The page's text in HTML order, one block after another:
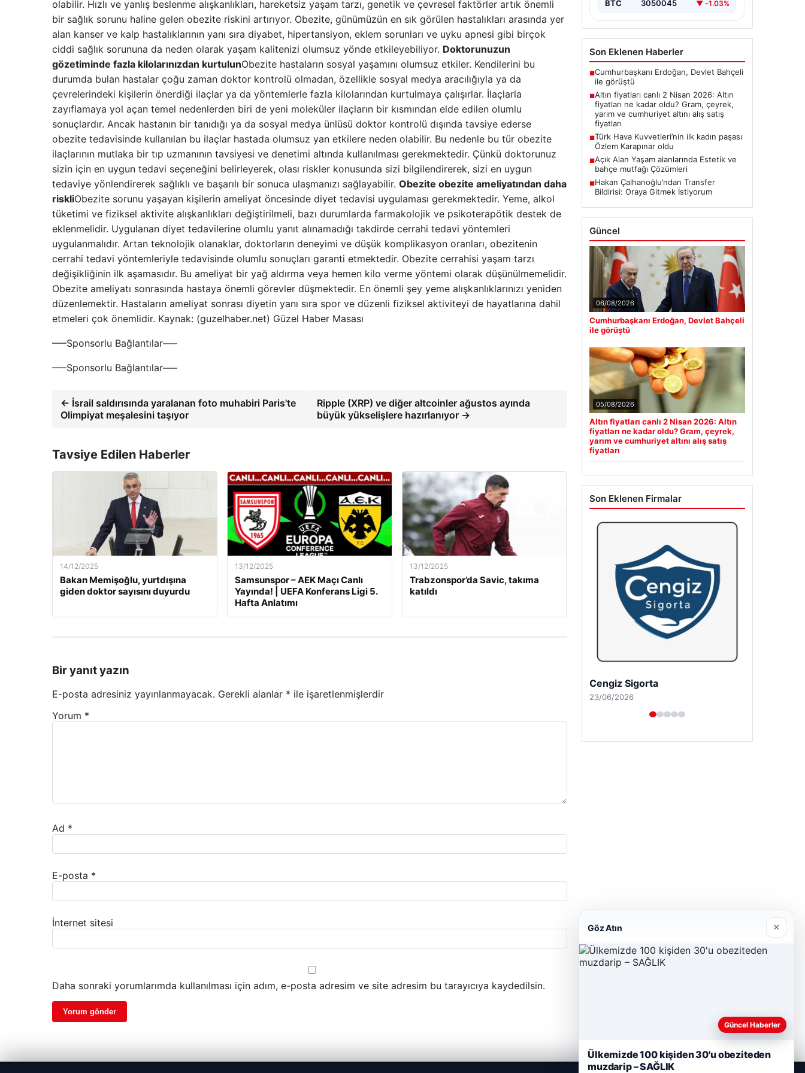
olabilir. Hızlı ve yanlış beslenme alışkanlıkları, hareketsiz yaşam tarzı, genetik ve çevresel faktörler artık önemli
bir sağlık sorunu haline gelen obezite riskini artırıyor. Obezite, günümüzün en sık görülen hastalıkları arasında yer
alan kanser ve kalp hastalıklarının yanı sıra diyabet, hipertansiyon, eklem sorunları ve uyku apnesi gibi birçok
ciddi sağlık sorununa da neden olarak yaşam kalitenizi olumsuz yönde etkileyebiliyor. Doktorunuzun
gözetiminde fazla kilolarınızdan kurtulunObezite hastaların sosyal yaşamını olumsuz etkiler. Kendilerini bu
durumda bulan hastalar çoğu zaman doktor kontrolü olmadan, özellikle sosyal medya aracılığıyla ya da
çevrelerindeki kişilerin önerdiği ilaçlar ya da yöntemlerle fazla kilolarından kurtulmaya çalışırlar. İlaçlarla
zayıflamaya yol açan temel nedenlerden biri de yeni moleküler ilaçların bir kısmından elde edilen olumlu
sonuçlardır. Ancak hastanın bir tanıdığı ya da sosyal medya ünlüsü doktor kontrolü dışında tavsiye ederse
obezite tedavisinde kullanılan bu ilaçlar hastada olumsuz yan etkilere neden olabilir. Bu nedenle bu tür obezite
ilaçlarının mutlaka bir tıp uzmanının tavsiyesi ve denetimi altında kullanılması gerekmektedir. Çünkü doktorunuz
sizin için en uygun tedavi seçeneğini belirleyerek, olası riskler konusunda sizi bilgilendirerek, sizi en uygun
tedaviye yönlendirerek sağlıklı ve başarılı bir sonuca ulaşmanızı sağlayabilir. Obezite obezite ameliyatından daha
riskliObezite sorunu yaşayan kişilerin ameliyat öncesinde diyet tedavisi uygulaması gerekmektedir. Yeme, alkol
tüketimi ve fiziksel aktivite alışkanlıkları değiştirilmeli, bazı durumlarda farmakolojik ve psikoterapötik destek de
eklenmelidir. Uygulanan diyet tedavilerine olumlu yanıt alınamadığı takdirde cerrahi tedavi yöntemleri
uygulanmalıdır. Artan teknolojik olanaklar, doktorların deneyimi ve düşük komplikasyon oranları, obezitenin
cerrahi tedavi yöntemleriyle tedavisinde olumlu sonuçları garanti etmektedir. Obezite cerrahisi yaşam tarzı
değişikliğinin ilk aşamasıdır. Bu ameliyat bir yağ aldırma veya hemen kilo verme yöntemi olarak düşünülmemelidir.
Obezite ameliyatı sonrasında hastaya önemli görevler düşmektedir. En önemli şey yeme alışkanlıklarınızı yeniden
düzenlemektir. Hastaların ameliyat sonrası diyetin yanı sıra spor ve düzenli fiziksel aktiviteyi de hayatlarına dahil
etmeleri çok önemlidir. Kaynak: (guzelhaber.net) Güzel Haber Masası
—–Sponsorlu Bağlantılar—–
—–Sponsorlu Bağlantılar—–
← İsrail saldırısında yaralanan foto muhabiri Paris'te
Olimpiyat meşalesini taşıyor
Ripple (XRP) ve diğer altcoinler ağustos ayında
büyük yükselişlere hazırlanıyor →
Tavsiye Edilen Haberler
14/12/2025
Bakan Memişoğlu, yurtdışına
giden doktor sayısını duyurdu
13/12/2025
Samsunspor – AEK Maçı Canlı
Yayında! | UEFA Konferans Ligi 5.
Hafta Anlatımı
13/12/2025
Trabzonspor’da Savic, takıma
katıldı
Bir yanıt yazın
E-posta adresiniz yayınlanmayacak. Gerekli alanlar * ile işaretlenmişlerdir
Yorum *
Ad *
E-posta *
İnternet sitesi
Daha sonraki yorumlarımda kullanılması için adım, e-posta adresim ve site adresim bu tarayıcıya kaydedilsin.
BTC 3050045 ▼ -1.03%
Son Eklenen Haberler
■Cumhurbaşkanı Erdoğan, Devlet Bahçeli
ile görüştü
■Altın fiyatları canlı 2 Nisan 2026: Altın
fiyatları ne kadar oldu? Gram, çeyrek,
yarım ve cumhuriyet altını alış satış
fiyatları
■Türk Hava Kuvvetleri’nin ilk kadın paşası
Özlem Karapınar oldu
■Açık Alan Yaşam alanlarında Estetik ve
bahçe mutfağı Çözümleri
■Hakan Çalhanoğlu’ndan Transfer
Bildirisi: Oraya Gitmek İstiyorum
Güncel
06/08/2026
Cumhurbaşkanı Erdoğan, Devlet Bahçeli
ile görüştü
05/08/2026
Altın fiyatları canlı 2 Nisan 2026: Altın
fiyatları ne kadar oldu? Gram, çeyrek,
yarım ve cumhuriyet altını alış satış
fiyatları
Son Eklenen Firmalar
Cengiz Sigorta
23/06/2026
Göz Atın ×
Güncel Haberler
Ülkemizde 100 kişiden 30'u obeziteden
muzdarip – SAĞLIK